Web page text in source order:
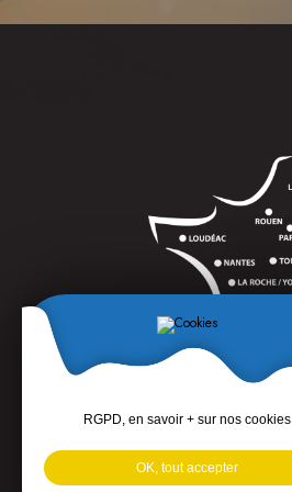
RGPD, en savoir + sur nos cookies
OK, tout accepter